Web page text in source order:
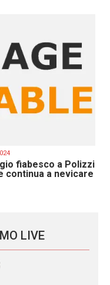
fiabesco a Polizzi
continua a nevicare
LIVE